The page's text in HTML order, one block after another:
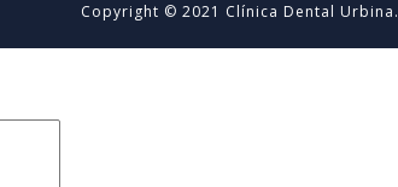
Copyright © 2021 Clínica Dental Urbina.